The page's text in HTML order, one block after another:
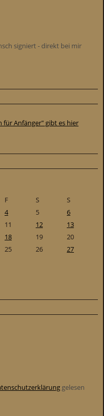
signiert - direkt bei mir
für Anfänger" gibt es hier
F S
S
4 5
6
11 12
13
18 19
20
25 26
27
gelesen